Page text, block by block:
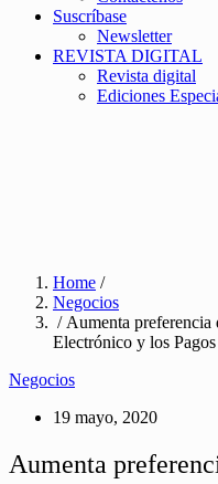
Suscríbase
Newsletter
REVISTA DIGITAL
Revista digital
Ediciones
Home /
Negocios
/ Aumenta preferencia
Electrónico y los
Negocios
19 mayo, 2020
Aumenta